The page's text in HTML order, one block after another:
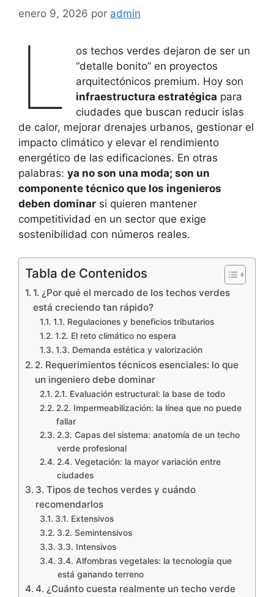
enero 9, 2026 por admin
L
os techos verdes dejaron de ser un
“detalle bonito” en proyectos
arquitectónicos premium. Hoy son
infraestructura estratégica para
ciudades que buscan reducir islas
de calor, mejorar drenajes urbanos, gestionar el
impacto climático y elevar el rendimiento
energético de las edificaciones. En otras
palabras: ya no son una moda; son un
componente técnico que los ingenieros
deben dominar si quieren mantener
competitividad en un sector que exige
sostenibilidad con números reales.
Tabla de Contenidos
1. ¿Por qué el mercado de los techos verdes
está creciendo tan rápido?
1.1. Regulaciones y beneficios tributarios
1.2. El reto climático no espera
1.3. Demanda estética y valorización
2. Requerimientos técnicos esenciales: lo que
un ingeniero debe dominar
2.1. Evaluación estructural: la base de todo
2.2. Impermeabilización: la línea que no puede
fallar
2.3. Capas del sistema: anatomía de un techo
verde profesional
2.4. Vegetación: la mayor variación entre
ciudades
3. Tipos de techos verdes y cuándo
recomendarlos
3.1. Extensivos
3.2. Semintensivos
3.3. Intensivos
3.4. Alfombras vegetales: la tecnología que
está ganando terreno
4. ¿Cuánto cuesta realmente un techo verde